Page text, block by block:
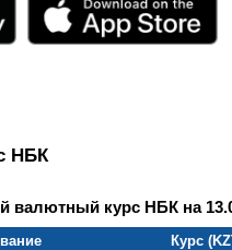
НБК
курс НБК на
Курс